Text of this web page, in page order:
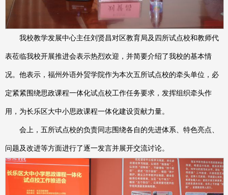
我校教学发展中心主任刘贤昌对区教育局及四所试点校和教师代
表莅临我校开展推进会表示热烈欢迎，并简要介绍了我校的基本情
况。他表示，福州外语外贸学院作为本次五所试点校的牵头单位，必
定紧紧围绕思政课程一体化试点校工作任务要求，发挥组织牵头作
用，为长乐区大中小思政课程一体化建设贡献力量。
会上，五所试点校的负责同志围绕各自的先进体系、特色亮点、
问题及改进等方面进行了逐一发言并展开交流讨论。